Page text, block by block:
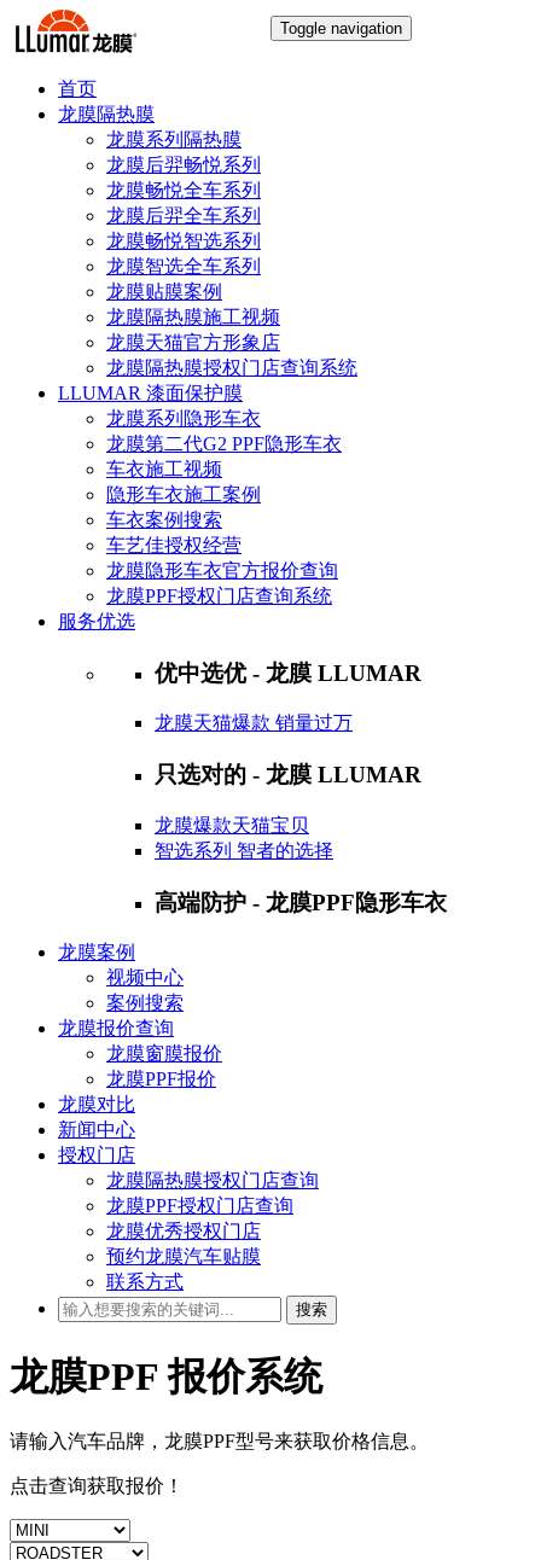
Toggle navigation
首页
龙膜隔热膜
龙膜系列隔热膜
龙膜后羿畅悦系列
龙膜畅悦全车系列
龙膜后羿全车系列
龙膜畅悦智选系列
龙膜智选全车系列
龙膜贴膜案例
龙膜隔热膜施工视频
龙膜天猫官方形象店
龙膜隔热膜授权门店查询系统
LLUMAR 漆面保护膜
龙膜系列隐形车衣
龙膜第二代G2 PPF隐形车衣
车衣施工视频
隐形车衣施工案例
车衣案例搜索
车艺佳授权经营
龙膜隐形车衣官方报价查询
龙膜PPF授权门店查询系统
服务优选
优中选优 - 龙膜 LLUMAR
龙膜天猫爆款 销量过万
只选对的 - 龙膜 LLUMAR
龙膜爆款天猫宝贝
智选系列 智者的选择
高端防护 - 龙膜PPF隐形车衣
龙膜案例
视频中心
案例搜索
龙膜报价查询
龙膜窗膜报价
龙膜PPF报价
龙膜对比
新闻中心
授权门店
龙膜隔热膜授权门店查询
龙膜PPF授权门店查询
龙膜优秀授权门店
预约龙膜汽车贴膜
联系方式
搜索
龙膜PPF报价系统
请输入汽车品牌，龙膜PPF型号来获取价格信息。
点击查询获取报价！